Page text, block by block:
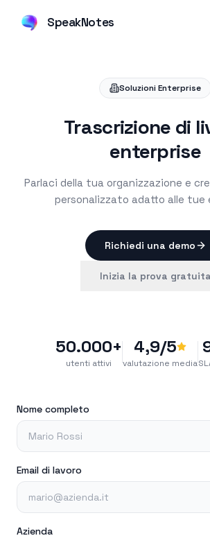
SpeakNotes
Soluzioni Enterprise
Trascrizione di
enterprise
Parlaci della tua organizzazione e
personalizzato adatto alle tue
Richiedi una demo
Inizia la prova gratuita
50.000+
utenti attivi
4,9/5
valutazione media
Nome completo
Email di lavoro
Azienda